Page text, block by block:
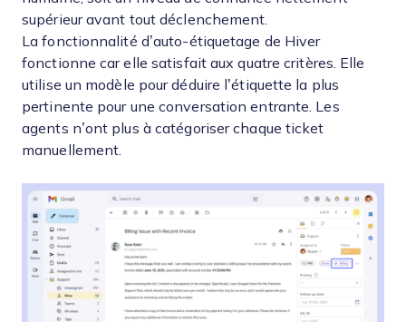
supérieur avant tout déclenchement.
La fonctionnalité d’auto-étiquetage de Hiver
fonctionne car elle satisfait aux quatre critères. Elle
utilise un modèle pour déduire l’étiquette la plus
pertinente pour une conversation entrante. Les
agents n’ont plus à catégoriser chaque ticket
manuellement.